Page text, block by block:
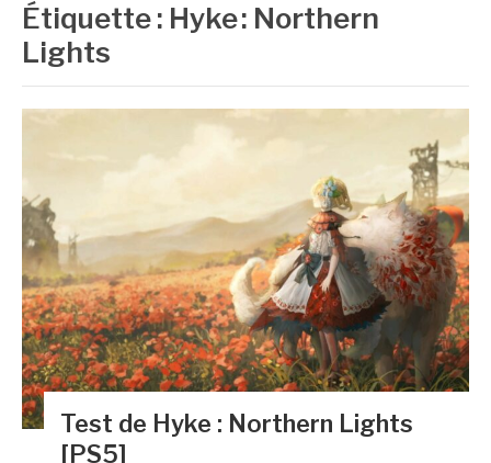
Étiquette : Hyke : Northern
Lights
Test de Hyke : Northern Lights
[PS5]